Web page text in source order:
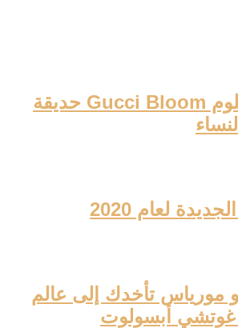
عطر غوتشي بلوم Gucci Bloom حديقة
لعام 2020
مورياس تأخدك إلى عالم
أبسولوت